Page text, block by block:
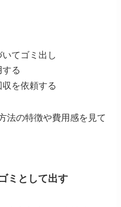
てゴミ出し
る
を依頼する
法の特徴や費用感を見て
ミとして出す